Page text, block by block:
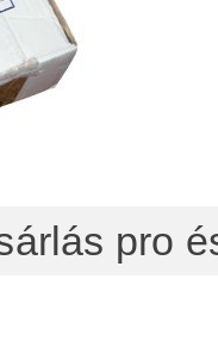
pro